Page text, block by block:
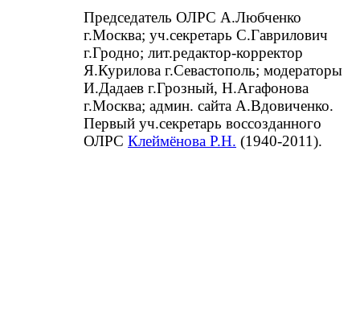
Председатель ОЛРС А.Любченко
г.Москва; уч.секретарь С.Гаврилович
г.Гродно; лит.редактор-корректор
Я.Курилова г.Севастополь; модераторы
И.Дадаев г.Грозный, Н.Агафонова
г.Москва; админ. сайта А.Вдовиченко.
Первый уч.секретарь воссозданного
ОЛРС Клеймёнова Р.Н. (1940-2011).